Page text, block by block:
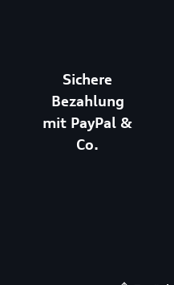
Sichere
Bezahlung
mit PayPal &
Co.